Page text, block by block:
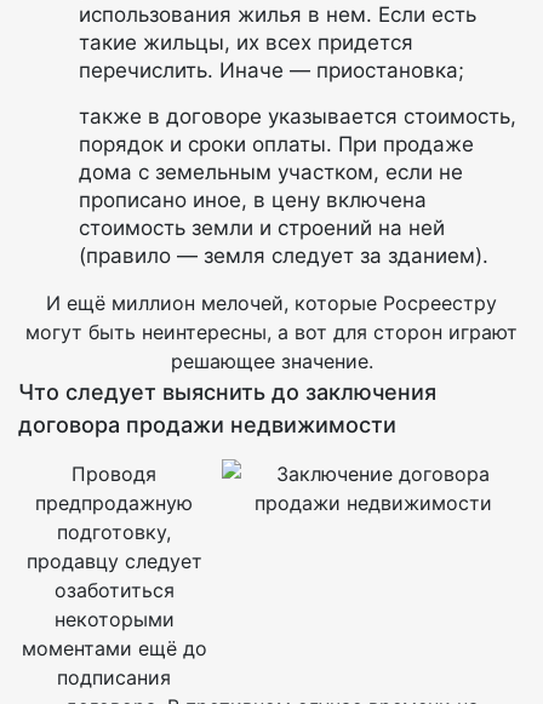
использования жилья в нем. Если есть
такие жильцы, их всех придется
перечислить. Иначе — приостановка;
также в договоре указывается стоимость,
порядок и сроки оплаты. При продаже
дома с земельным участком, если не
прописано иное, в цену включена
стоимость земли и строений на ней
(правило — земля следует за зданием).
И ещё миллион мелочей, которые Росреестру
могут быть неинтересны, а вот для сторон играют
решающее значение.
Что следует выяснить до заключения
договора продажи недвижимости
Проводя
предпродажную
подготовку,
продавцу следует
озаботиться
некоторыми
моментами ещё до
подписания